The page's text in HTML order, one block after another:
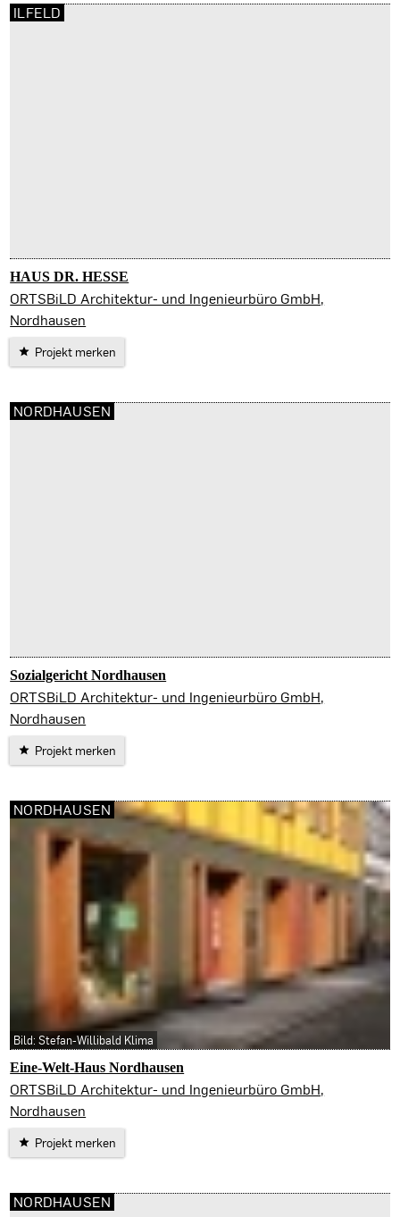
HAUS DR. HESSE
Ilfeld
ORTSBiLD Architektur- und Ingenieurbüro GmbH,
Nordhausen
Projekt merken
ILFELD
Sozialgericht Nordhausen
Nordhausen
ORTSBiLD Architektur- und Ingenieurbüro GmbH,
Nordhausen
Projekt merken
NORDHAUSEN
Eine-Welt-Haus Nordhausen
Nordhausen
ORTSBiLD Architektur- und Ingenieurbüro GmbH,
Nordhausen
Projekt merken
NORDHAUSEN
Bild: Stefan-Willibald Klima
NORDHAUSEN